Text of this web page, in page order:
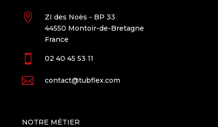

ZI des Noës - BP 33
44550 Montoir-de-Bretagne
France
 02 40 45 53 11
 contact@tubflex.com
NOTRE MÉTIER